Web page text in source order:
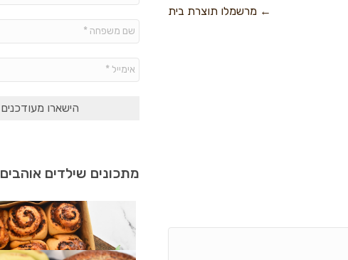
← מרשמלו תוצרת בית
מתכונים שילדים אוהבים